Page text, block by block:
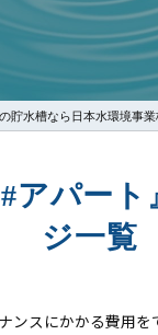
貯水槽なら日本水環境事業
アパート
ジ一覧
ンスにかかる費用